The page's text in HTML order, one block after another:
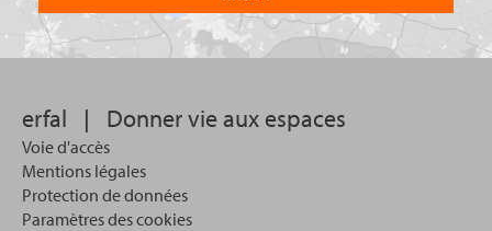
?
lequel
vous
souhaitez
recherche.
erfal | Donner vie aux espaces
Voie d'accès
Mentions légales
Protection de données
Paramètres des cookies